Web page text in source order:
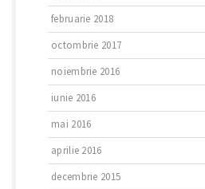
februarie 2018
octombrie 2017
noiembrie 2016
iunie 2016
mai 2016
aprilie 2016
decembrie 2015